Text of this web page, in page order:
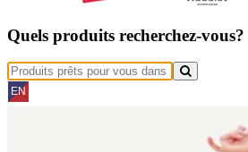
Quels produits recherchez-vous?